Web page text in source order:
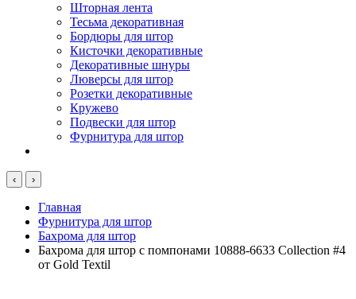
Шторная лента
Тесьма декоративная
Бордюры для штор
Кисточки декоративные
Декоративные шнуры
Люверсы для штор
Розетки декоративные
Кружево
Подвески для штор
Фурнитура для штор
‹ ›
Главная
Фурнитура для штор
Бахрома для штор
Бахрома для штор с помпонами 10888-6633 Collection #4
от Gold Textil